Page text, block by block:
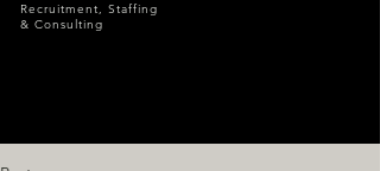
Recruitment, Staffing
& Consulting